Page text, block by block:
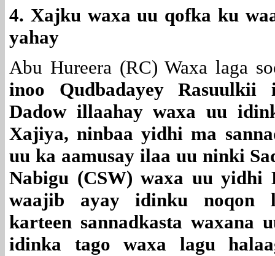
4. Xajku waxa uu qofka ku
yahay
Abu Hureera (RC) Waxa laga
inoo Qudbadayey
Dadow illaahay waxa uu
Xajiya, ninbaa yidhi ma
uu ka aamusay ilaa uu ninki
Nabigu (CSW) waxa uu yidhi
waajib ayay idinku noqon
karteen sannadkasta waxana
idinka tago waxa lagu